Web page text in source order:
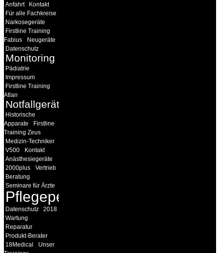
Anfahrt
Kontakt
Für alle Fachkreise
Narkosegeräte
Firstline Training
Fabius
Neugeräte
Datenschutz
Monitoring
Pädiatrie
Impressum
Firstline Training
Atlan
Notfallgeräte
Historische
Apparate
Firstline
Training Zeus
Medizin-Techniker
V500
Kontakt
Anästhesiegeräte
2000plus
Vertrieb
Beratung
Seminare für Ärzte
Pflegepersonal
Datenschutz
2018
Wartung
Reparatur
Produkt-Berater
18Medical
Unser